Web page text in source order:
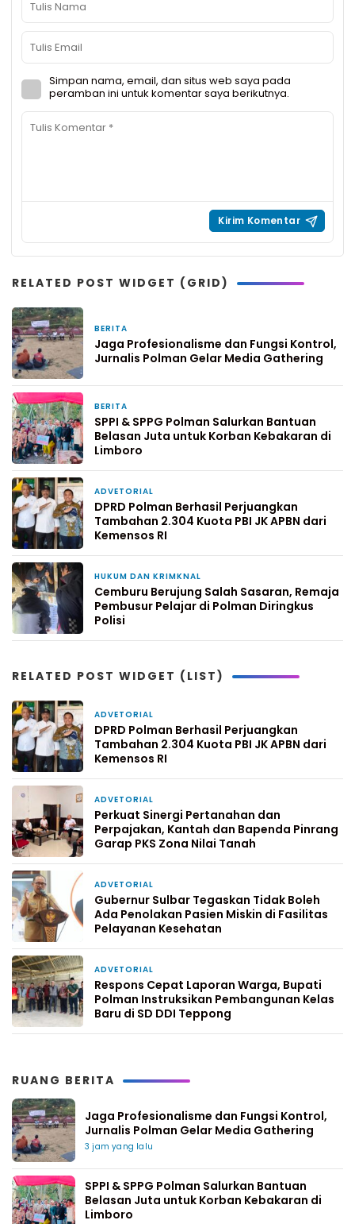
Simpan nama, email, dan situs web saya pada
peramban ini untuk komentar saya berikutnya.
RELATED POST WIDGET (GRID)
BERITA
Jaga Profesionalisme dan Fungsi Kontrol,
Jurnalis Polman Gelar Media Gathering
BERITA
SPPI & SPPG Polman Salurkan Bantuan
Belasan Juta untuk Korban Kebakaran di
Limboro
ADVETORIAL
DPRD Polman Berhasil Perjuangkan
Tambahan 2.304 Kuota PBI JK APBN dari
Kemensos RI
HUKUM DAN KRIMKNAL
Cemburu Berujung Salah Sasaran, Remaja
Pembusur Pelajar di Polman Diringkus
Polisi
RELATED POST WIDGET (LIST)
ADVETORIAL
DPRD Polman Berhasil Perjuangkan
Tambahan 2.304 Kuota PBI JK APBN dari
Kemensos RI
ADVETORIAL
Perkuat Sinergi Pertanahan dan
Perpajakan, Kantah dan Bapenda Pinrang
Garap PKS Zona Nilai Tanah
ADVETORIAL
Gubernur Sulbar Tegaskan Tidak Boleh
Ada Penolakan Pasien Miskin di Fasilitas
Pelayanan Kesehatan
ADVETORIAL
Respons Cepat Laporan Warga, Bupati
Polman Instruksikan Pembangunan Kelas
Baru di SD DDI Teppong
RUANG BERITA
Jaga Profesionalisme dan Fungsi Kontrol,
Jurnalis Polman Gelar Media Gathering
3 jam yang lalu
SPPI & SPPG Polman Salurkan Bantuan
Belasan Juta untuk Korban Kebakaran di
Limboro